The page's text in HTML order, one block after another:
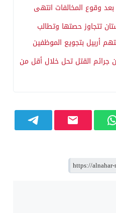
بعد وقوع المخالفات انتهى
تتجاوز حصتها وتطالب
أربيل بتجويع الموظفين
والدفاع: 90% من جرائم القتل تحل خلال أقل من